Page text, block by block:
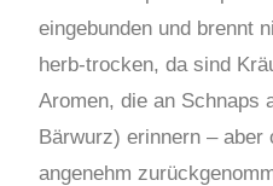
eingebunden und brennt
herb-trocken, da sind
Aromen, die an Schnaps
Bärwurz) erinnern – aber
angenehm